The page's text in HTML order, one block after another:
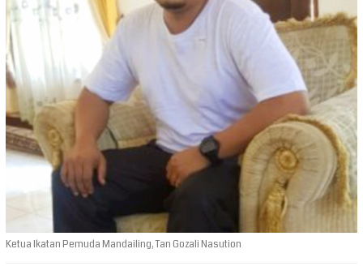
Ketua Ikatan Pemuda Mandailing, Tan Gozali Nasution